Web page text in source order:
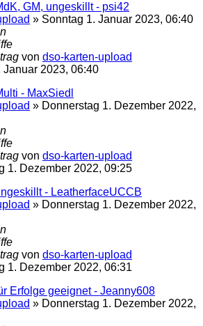
GM, ungeskillt - psi42
» Sonntag 1. Januar 2023, 06:40
von dso-karten-upload
Januar 2023, 06:40
- MaxSiedl
» Donnerstag 1. Dezember 2022,
von dso-karten-upload
1. Dezember 2022, 09:25
- LeatherfaceUCCB
» Donnerstag 1. Dezember 2022,
von dso-karten-upload
1. Dezember 2022, 06:31
Erfolge geeignet - Jeanny608
» Donnerstag 1. Dezember 2022,